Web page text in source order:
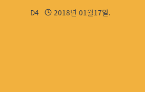
D4 2018년 01월17일.